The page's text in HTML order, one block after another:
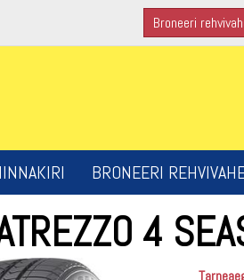
Broneeri
BRONEERI
4